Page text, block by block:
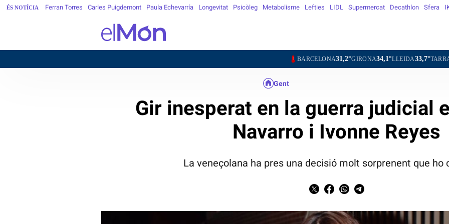
ÉS NOTÍCIA Ferran Torres Carles Puigdemont Paula Echevarría Longevitat Psicòleg Metabolisme Lefties LIDL Supermercat Decathlon Sfera
31,2°GIRONA34,1°LLEIDA33,7°TARRAGONA30,4°
Gent
Gir inesperat en la guerra judicial
Navarro i Ivonne Reyes
La veneçolana ha pres una decisió molt sorprenent que ho